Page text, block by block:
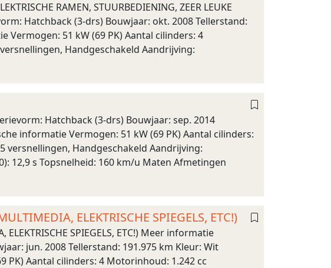
RAMEN, STUURBEDIENING, ZEER LEUKE
Hatchback (3-drs) Bouwjaar: okt. 2008 Tellerstand:
Vermogen: 51 kW (69 PK) Aantal cilinders: 4
Handgeschakeld Aandrijving:
Hatchback (3-drs) Bouwjaar: sep. 2014
informatie Vermogen: 51 kW (69 PK) Aantal cilinders:
versnellingen, Handgeschakeld Aandrijving:
12,9 s Topsnelheid: 160 km/u Maten Afmetingen
ELEKTRISCHE SPIEGELS, ETC!)
ELEKTRISCHE SPIEGELS, ETC!) Meer informatie
jun. 2008 Tellerstand: 191.975 km Kleur: Wit
PK) Aantal cilinders: 4 Motorinhoud: 1.242 cc